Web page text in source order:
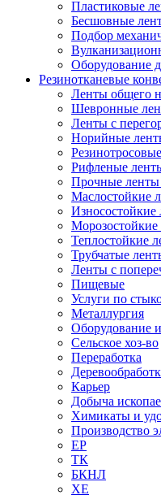
Пластиковые
Бесшовные
Подбор
Оборудование
Резинотканевые
Ленты общего
Шевронные
Ленты с
Норийные
Рифленые
Прочные ленты
Маслостойкие
Износостойкие
Теплостойкие
Трубчатые
Ленты с
Пищевые
Услуги по
Металлургия
Оборудование
Сельское хоз-во
Переработка
Карьер
Добыча
Химикаты и
Производство
EP
ТК
БКНЛ
XE